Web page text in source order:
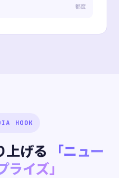
都度
HOOK
上げる
「ニュー
ライズ」